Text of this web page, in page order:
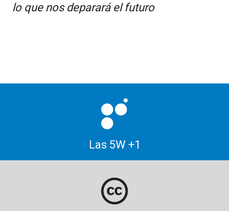
lo que nos deparará el futuro
Las 5W +1